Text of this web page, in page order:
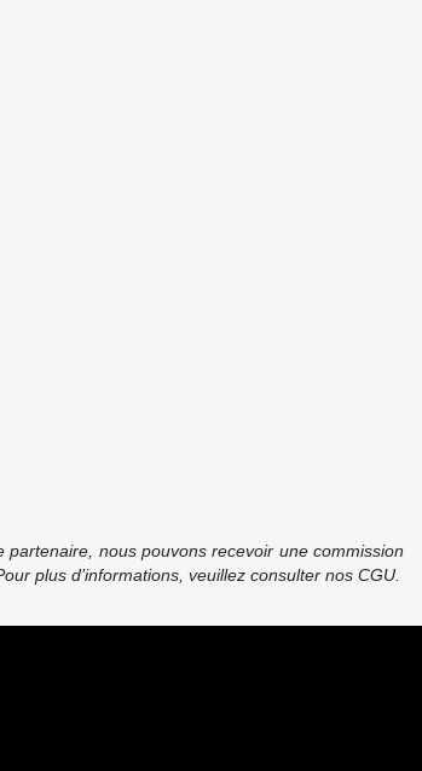
nous pouvons recevoir une commission
plus d’informations, veuillez consulter nos CGU.